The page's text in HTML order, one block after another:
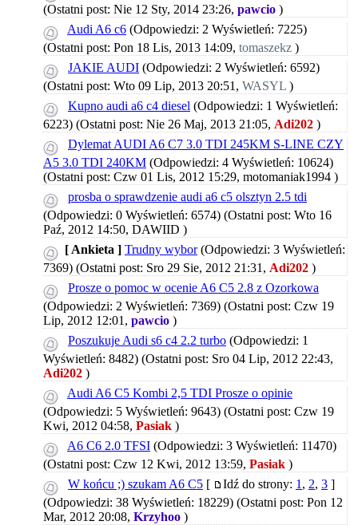
(Ostatni post: Nie 12 Sty, 2014 23:26, pawcio )
Audi A6 c6 (Odpowiedzi: 2 Wyświetleń: 7225)
(Ostatni post: Pon 18 Lis, 2013 14:09, tomaszekz )
JAKIE AUDI (Odpowiedzi: 2 Wyświetleń: 6592)
(Ostatni post: Wto 09 Lip, 2013 20:51, WASYL )
Kupno audi a6 c4 diesel (Odpowiedzi: 1 Wyświetleń:
6223) (Ostatni post: Nie 26 Maj, 2013 21:05, Adi202 )
Dylemat AUDI A6 C7 3.0 TDI 245KM S-LINE CZY
A5 3.0 TDI 240KM (Odpowiedzi: 4 Wyświetleń: 10624)
(Ostatni post: Czw 01 Lis, 2012 15:29, motomaniak1994 )
prosba o sprawdzenie audi a6 c5 olsztyn 2.5 tdi
(Odpowiedzi: 0 Wyświetleń: 6574) (Ostatni post: Wto 16
Paź, 2012 14:50, DAWIID )
[ Ankieta ] Trudny wybor (Odpowiedzi: 3 Wyświetleń:
7369) (Ostatni post: Sro 29 Sie, 2012 21:31, Adi202 )
Prosze o pomoc w ocenie A6 C5 2.8 z Ozorkowa
(Odpowiedzi: 2 Wyświetleń: 7369) (Ostatni post: Czw 19
Lip, 2012 12:01, pawcio )
Poszukuje Audi s6 c4 2.2 turbo (Odpowiedzi: 1
Wyświetleń: 8482) (Ostatni post: Sro 04 Lip, 2012 22:43,
Adi202 )
Audi A6 C5 Kombi 2,5 TDI Prosze o opinie
(Odpowiedzi: 5 Wyświetleń: 9643) (Ostatni post: Czw 19
Kwi, 2012 04:58, Pasiak )
A6 C6 2.0 TFSI (Odpowiedzi: 3 Wyświetleń: 11470)
(Ostatni post: Czw 12 Kwi, 2012 13:59, Pasiak )
W końcu ;) szukam A6 C5 [ Idź do strony: 1 , 2, 3 ]
(Odpowiedzi: 38 Wyświetleń: 18229) (Ostatni post: Pon 12
Mar, 2012 20:08, Krzyhoo )